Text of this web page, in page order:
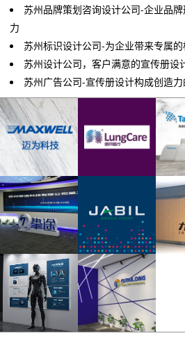
苏州品牌策划咨询设计公司-企业品
力
苏州标识设计公司-为企业带来专属
苏州设计公司，客户满意的宣传册设
苏州广告公司-宣传册设计构成创造